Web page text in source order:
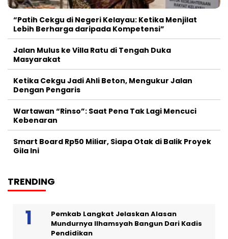
“Patih Cekgu di Negeri Kelayau: Ketika Menjilat
Lebih Berharga daripada Kompetensi”
Jalan Mulus ke Villa Ratu di Tengah Duka
Masyarakat
Ketika Cekgu Jadi Ahli Beton, Mengukur Jalan
Dengan Pengaris
Wartawan “Rinso”: Saat Pena Tak Lagi Mencuci
Kebenaran
Smart Board Rp50 Miliar, Siapa Otak di Balik Proyek
Gila Ini
TRENDING
Pemkab Langkat Jelaskan Alasan
Mundurnya Ilhamsyah Bangun Dari Kadis
Pendidikan